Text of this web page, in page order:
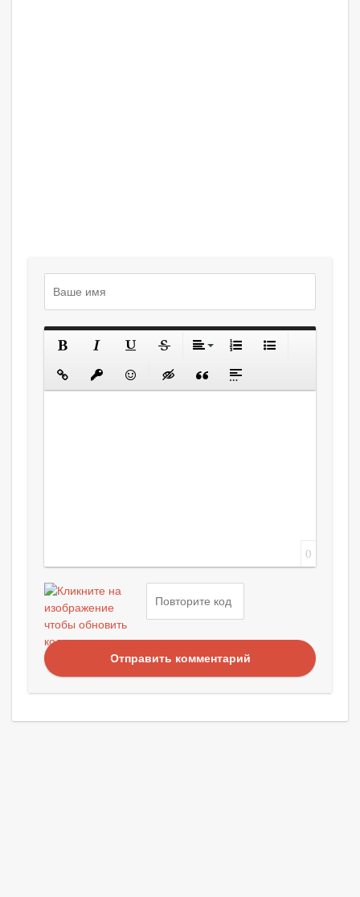
0
Отправить комментарий